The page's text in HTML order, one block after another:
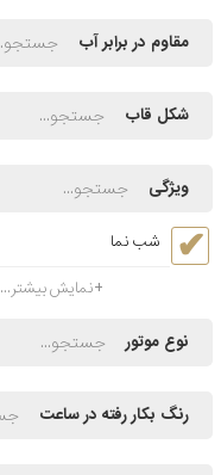
مقاوم در برابر آب
شکل قاب
ویژگی
شب نما
نمایش بیشتر...
نوع موتور
رنگ بکار رفته در ساعت